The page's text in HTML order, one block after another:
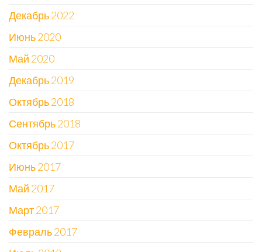
Декабрь 2022
Июнь 2020
Май 2020
Декабрь 2019
Октябрь 2018
Сентябрь 2018
Октябрь 2017
Июнь 2017
Май 2017
Март 2017
Февраль 2017